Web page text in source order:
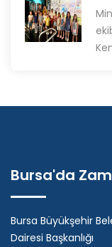
Bursa'da
Bursa Büyükşehir
Dairesi Başkanlığı